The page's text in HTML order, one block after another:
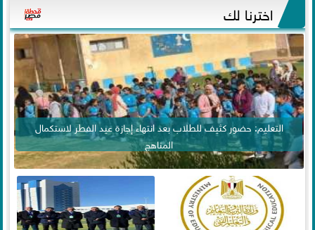
اخترنا لك
التعليم: حضور كثيف للطلاب بعد انتهاء إجازة عيد الفطر لاستكمال
المناهج